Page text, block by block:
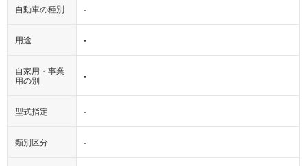
自動車の種別 -
用途 -
自家用・事業
用の別
-
型式指定 -
類別区分 -